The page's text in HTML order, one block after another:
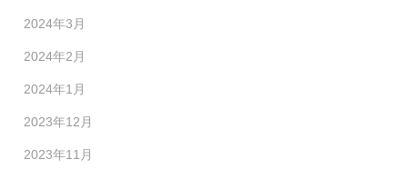
2024年3月
2024年2月
2024年1月
2023年12月
2023年11月